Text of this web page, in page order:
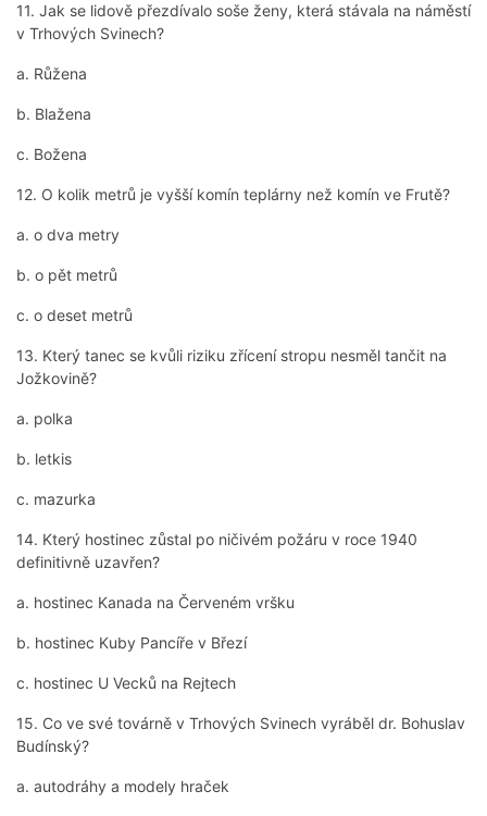
11. Jak se lidově přezdívalo soše ženy, která stávala na náměstí
v Trhových Svinech?
a. Růžena
b. Blažena
c. Božena
12. O kolik metrů je vyšší komín teplárny než komín ve Frutě?
a. o dva metry
b. o pět metrů
c. o deset metrů
13. Který tanec se kvůli riziku zřícení stropu nesměl tančit na
Jožkovině?
a. polka
b. letkis
c. mazurka
14. Který hostinec zůstal po ničivém požáru v roce 1940
definitivně uzavřen?
a. hostinec Kanada na Červeném vršku
b. hostinec Kuby Pancíře v Březí
c. hostinec U Vecků na Rejtech
15. Co ve své továrně v Trhových Svinech vyráběl dr. Bohuslav
Budínský?
a. autodráhy a modely hraček